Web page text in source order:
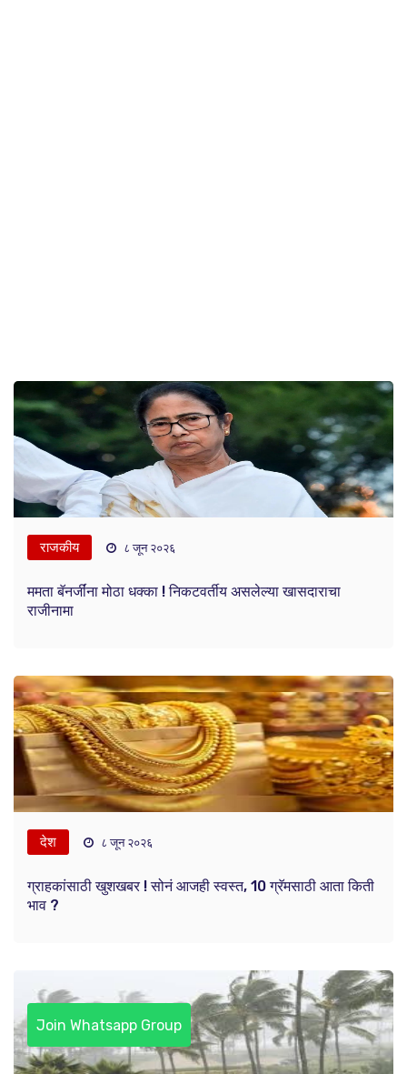
राजकीय ८ जून २०२६
ममता बॅनर्जींना मोठा धक्का ! निकटवर्तीय असलेल्या खासदाराचा
राजीनामा
देश ८ जून २०२६
ग्राहकांसाठी खुशखबर ! सोनं आजही स्वस्त, 10 ग्रॅमसाठी आता किती
भाव ?
Join Whatsapp Group